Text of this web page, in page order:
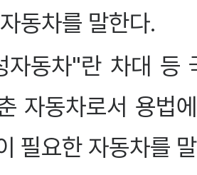
동차를 말한다.
자동차"란 차대 등
자동차로서 용법
필요한 자동차를